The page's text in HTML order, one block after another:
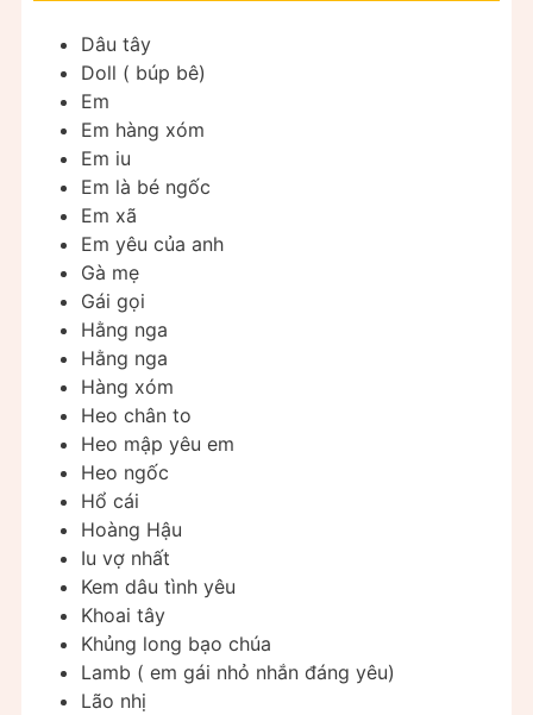
Dâu tây
Doll ( búp bê)
Em
Em hàng xóm
Em iu
Em là bé ngốc
Em xã
Em yêu của anh
Gà mẹ
Gái gọi
Hằng nga
Hằng nga
Hàng xóm
Heo chân to
Heo mập yêu em
Heo ngốc
Hổ cái
Hoàng Hậu
Iu vợ nhất
Kem dâu tình yêu
Khoai tây
Khủng long bạo chúa
Lamb ( em gái nhỏ nhắn đáng yêu)
Lão nhị